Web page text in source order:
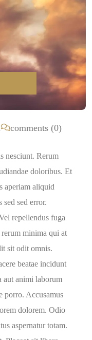
comments (0)
nesciunt. Rerum
doloribus. Et
aperiam aliquid
sed error.
repellendus fuga
minima qui at
sit odit omnis.
beatae incidunt
aut animi laborum
porro. Accusamus
dolorem. Odio
aspernatur totam.